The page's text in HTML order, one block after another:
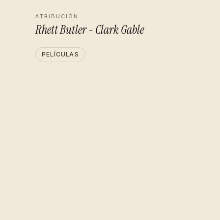
ATRIBUCIÓN
Rhett Butler - Clark Gable
PELÍCULAS